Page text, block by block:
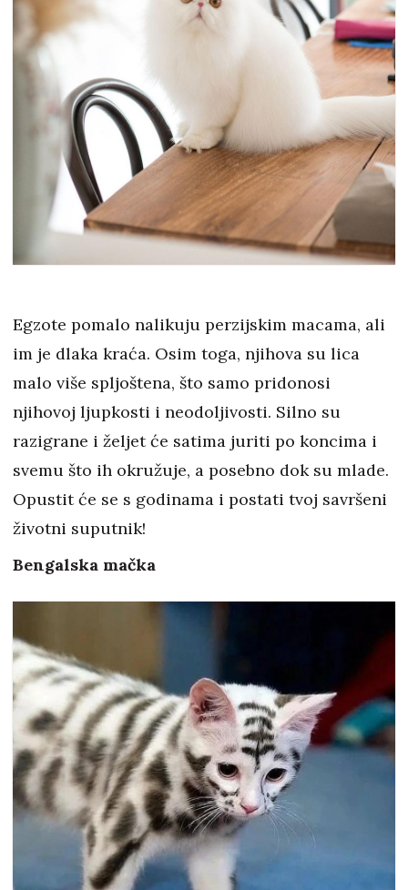
Egzote pomalo nalikuju perzijskim macama, ali
im je dlaka kraća. Osim toga, njihova su lica
malo više spljoštena, što samo pridonosi
njihovoj ljupkosti i neodoljivosti. Silno su
razigrane i željet će satima juriti po koncima i
svemu što ih okružuje, a posebno dok su mlade.
Opustit će se s godinama i postati tvoj savršeni
životni suputnik!
Bengalska mačka